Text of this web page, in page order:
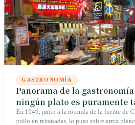
setenta, dijo que no era más que un
GASTRONOMÍA
Panorama de la
ningún plato es puramente
plato es lo más taiwanés que
En 1949, junto a la rotonda de la fuente de
pollo en rebanadas, lo puso sobre arroz